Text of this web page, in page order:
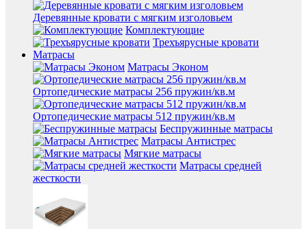
Деревянные кровати с мягким изголовьем
Комплектующие
Трехъярусные кровати
Матрасы
Матрасы Эконом
Ортопедические матрасы 256 пружин/кв.м
Ортопедические матрасы 512 пружин/кв.м
Беспружинные матрасы
Матрасы Антистрес
Мягкие матрасы
Матрасы средней
жесткости